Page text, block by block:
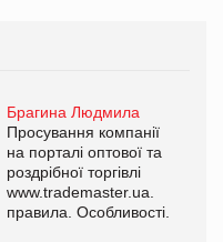
Брагина Людмила
Просування компанії
на порталі оптової та
роздрібної торгівлі
www.trademaster.ua.
правила. Особливості.